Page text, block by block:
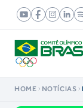
HOME NOTÍCIAS